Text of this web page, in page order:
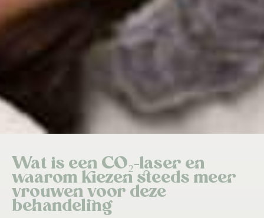
Wat is een CO₂-laser en
waarom kiezen steeds meer
vrouwen voor deze
behandeling